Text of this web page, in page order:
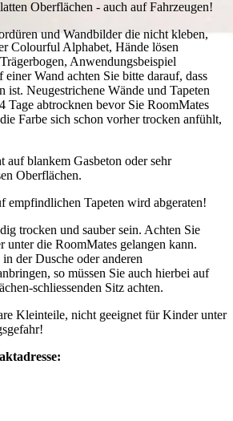
Colourful Alphabet, Hände lösen
Anwendungsbeispiel
Oberflächen - auch auf Fahrzeugen!
und Wandbilder die nicht kleben,
Wand achten Sie bitte darauf, dass
ist. Neugestrichene Wände und Tapeten
Tage abtrocknen bevor Sie RoomMates
Farbe sich schon vorher trocken anfühlt,
auf blankem Gasbeton oder sehr
Oberflächen.
empfindlichen Tapeten wird abgeraten!
trocken und sauber sein. Achten Sie
unter die RoomMates gelangen kann.
der Dusche oder anderen
so müssen Sie auch hierbei auf
schliessenden Sitz achten.
Kleinteile, nicht geeignet für Kinder unter